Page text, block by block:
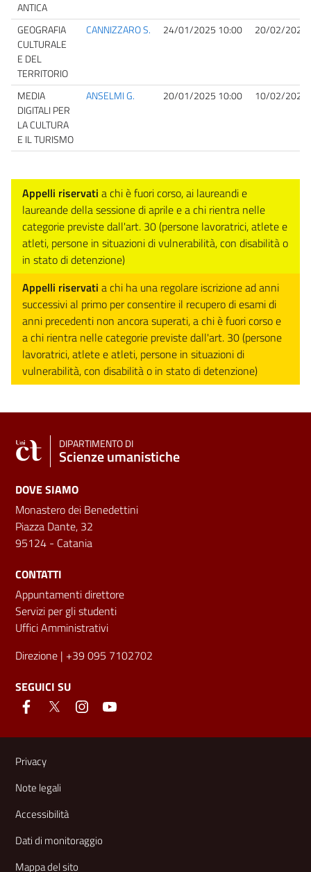
ANTICA
GEOGRAFIA
CULTURALE
E DEL
TERRITORIO
CANNIZZARO S. 24/01/2025 10:00 20/02/2025
MEDIA
DIGITALI PER
LA CULTURA
E IL TURISMO
ANSELMI G. 20/01/2025 10:00 10/02/2025
Appelli riservati a chi è fuori corso, ai laureandi e
laureande della sessione di aprile e a chi rientra nelle
categorie previste dall'art. 30 (persone lavoratrici, atlete e
atleti, persone in situazioni di vulnerabilità, con disabilità o
in stato di detenzione)
Appelli riservati a chi ha una regolare iscrizione ad anni
successivi al primo per consentire il recupero di esami di
anni precedenti non ancora superati, a chi è fuori corso e
a chi rientra nelle categorie previste dall'art. 30 (persone
lavoratrici, atlete e atleti, persone in situazioni di
vulnerabilità, con disabilità o in stato di detenzione)
DIPARTIMENTO DI
Scienze umanistiche
DOVE SIAMO
Monastero dei Benedettini
Piazza Dante, 32
95124 - Catania
CONTATTI
Appuntamenti direttore
Servizi per gli studenti
Uffici Amministrativi
Direzione | +39 095 7102702
SEGUICI SU
Link e informazioni utili
Privacy
Note legali
Accessibilità
Dati di monitoraggio
Mappa del sito